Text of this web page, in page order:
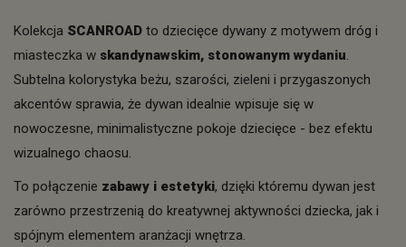
Kolekcja SCANROAD to dziecięce dywany z motywem dróg i
miasteczka w skandynawskim, stonowanym wydaniu.
Subtelna kolorystyka beżu, szarości, zieleni i przygaszonych
akcentów sprawia, że dywan idealnie wpisuje się w
nowoczesne, minimalistyczne pokoje dziecięce - bez efektu
wizualnego chaosu.
To połączenie zabawy i estetyki, dzięki któremu dywan jest
zarówno przestrzenią do kreatywnej aktywności dziecka, jak i
spójnym elementem aranżacji wnętrza.